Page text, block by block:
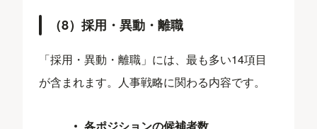
（8）採用・異動・離職
「採用・異動・離職」には、最も多い14項目
が含まれます。人事戦略に関わる内容です。